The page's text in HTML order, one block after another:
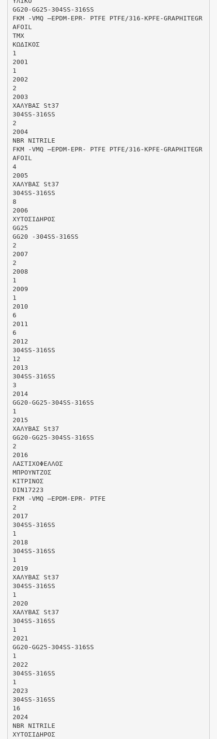
GG20-GG25-304SS-316SS
FKM -VMQ –EPDM-EPR- PTFE PTFE/316-KPFE-GRAPHITEGR
AFOIL
ΤΜΧ
ΚΩΔΙΚΟΣ
1
2001
1
2002
2
2003
ΧΑΛΥΒΑΣ St37
304SS-316SS
2
2004
NBR NITRILE
FKM -VMQ –EPDM-EPR- PTFE PTFE/316-KPFE-GRAPHITEGR
AFOIL
4
2005
ΧΑΛΥΒΑΣ St37
304SS-316SS
8
2006
ΧΥΤΟΣΙΔΗΡΟΣ
GG25
GG20 -304SS-316SS
2
2007
2
2008
1
2009
1
2010
6
2011
6
2012
304SS-316SS
12
2013
304SS-316SS
3
2014
GG20-GG25-304SS-316SS
1
2015
ΧΑΛΥΒΑΣ St37
GG20-GG25-304SS-316SS
2
2016
ΛΑΣΤΙΧΟΦΕΛΛΟΣ
MΠΡΟΥΝΤΖΟΣ
ΚΙΤΡΙΝΟΣ
DIN17223
FKM -VMQ –EPDM-EPR- PTFE
2
2017
304SS-316SS
1
2018
304SS-316SS
1
2019
ΧΑΛΥΒΑΣ St37
304SS-316SS
1
2020
ΧΑΛΥΒΑΣ St37
304SS-316SS
1
2021
GG20-GG25-304SS-316SS
1
2022
304SS-316SS
1
2023
304SS-316SS
16
2024
NBR NITRILE
ΧΥΤΟΣΙΔΗΡΟΣ